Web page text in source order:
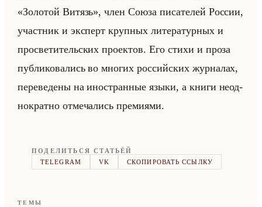
«Золотой Витязь», член Союза пи­са­те­лей Рос­сии,
участ­ник и экс­перт круп­ных ли­те­ра­тур­ных и
про­све­ти­тельских про­ек­тов. Его стихи и проза
пуб­ли­ко­ва­лись во мно­гих рос­сийских жур­на­лах,
пе­ре­ве­де­ны на ино­стран­ные языки, а книги неод­
но­крат­но от­ме­ча­лись пре­ми­ями.
ПОДЕЛИТЬСЯ СТАТЬЁЙ
TELEGRAM
VK СКОПИРОВАТЬ ССЫЛКУ
ТЕМЫ